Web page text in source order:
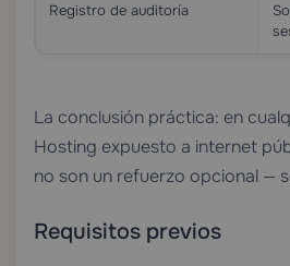
Registro de auditoría
La conclusión práctica: en
Hosting expuesto a internet
no son un refuerzo opcional —
Requisitos previos